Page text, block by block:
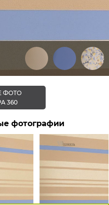
ФОТО
360
фотографии